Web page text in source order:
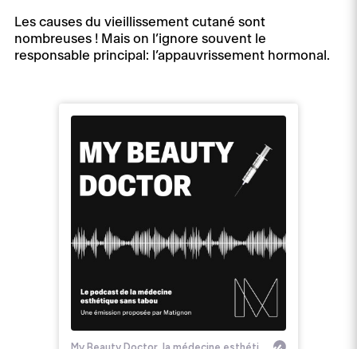
Les causes du vieillissement cutané sont
nombreuses ! Mais on l’ignore souvent le
responsable principal: l’appauvrissement hormonal.